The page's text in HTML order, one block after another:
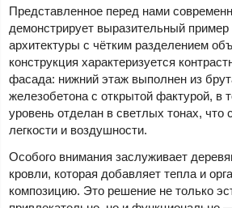
Представленное перед нами
демонстрирует выразительный
архитектуры с чётким разделением
конструкция характеризуется
фасада: нижний этаж выполнен из
железобетона с открытой фактурой, в
уровень отделан в светлых тонах, что
легкости и воздушности.
Особого внимания заслуживает
кровли, которая добавляет тепла и
композицию. Это решение не только